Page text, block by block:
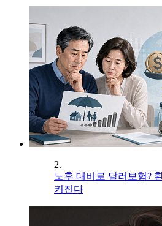
2.
노후 대비로 달러보험?
커진다